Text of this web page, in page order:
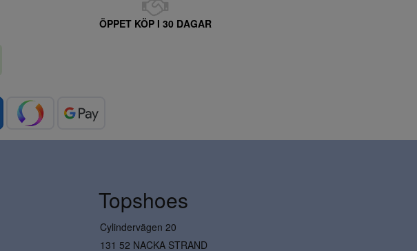
ÖPPET KÖP I 30 DAGAR
Topshoes
Cylindervägen 20
131 52 NACKA STRAND